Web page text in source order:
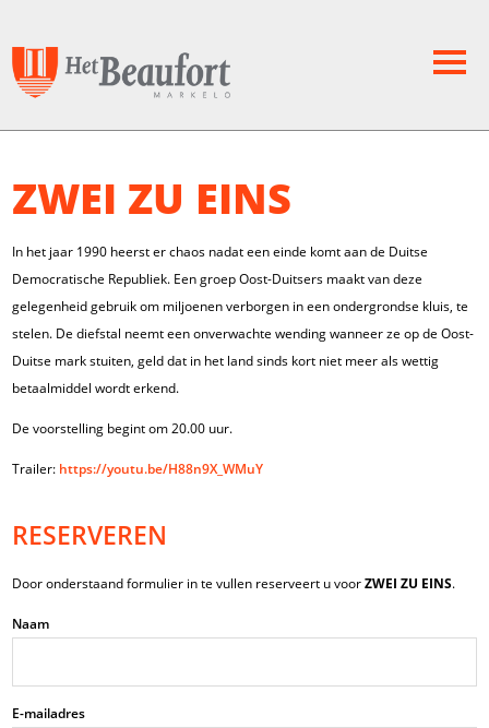
ZWEI ZU EINS
In het jaar 1990 heerst er chaos nadat een einde komt aan de Duitse
Democratische Republiek. Een groep Oost-Duitsers maakt van deze
gelegenheid gebruik om miljoenen verborgen in een ondergrondse kluis, te
stelen. De diefstal neemt een onverwachte wending wanneer ze op de Oost-
Duitse mark stuiten, geld dat in het land sinds kort niet meer als wettig
betaalmiddel wordt erkend.
De voorstelling begint om 20.00 uur.
Trailer: https://youtu.be/H88n9X_WMuY
RESERVEREN
Door onderstaand formulier in te vullen reserveert u voorZWEI ZU EINS.
Naam
E-mailadres